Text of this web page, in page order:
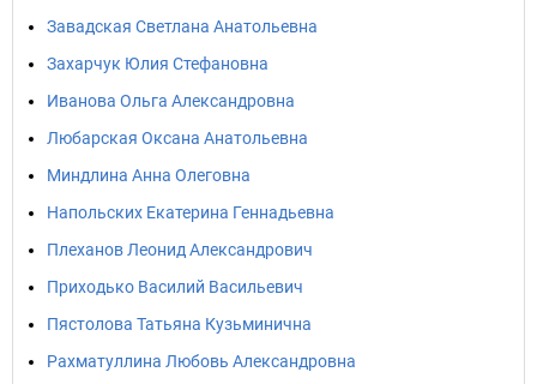
Завадская Светлана Анатольевна
Захарчук Юлия Стефановна
Иванова Ольга Александровна
Любарская Оксана Анатольевна
Миндлина Анна Олеговна
Напольских Екатерина Геннадьевна
Плеханов Леонид Александрович
Приходько Василий Васильевич
Пястолова Татьяна Кузьминична
Рахматуллина Любовь Александровна